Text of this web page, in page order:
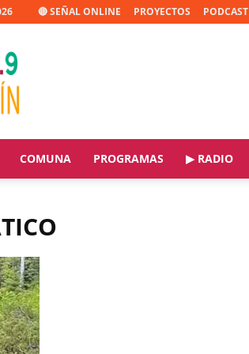
🔴 SEÑAL ONLINE PROYECTOS PODCAST
COMUNA PROGRAMAS ▶ RADIO